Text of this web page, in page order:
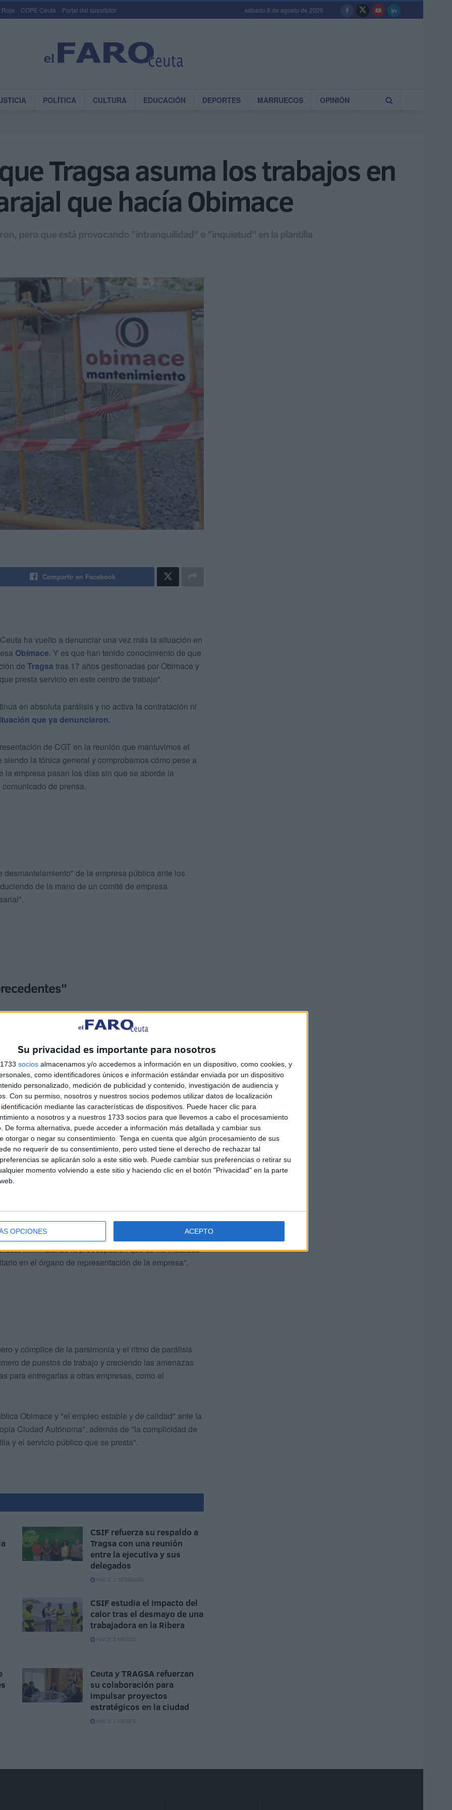
Su privacidad es importante para nosotros
socios almacenamos y/o accedemos a información en un dispositivo, como cookies, y
como identificadores únicos e información estándar enviada por un dispositivo
personalizado, medición de publicidad y contenido, investigación de audiencia y
Con su permiso, nosotros y nuestros socios podemos utilizar datos de localización
mediante las características de dispositivos. Puede hacer clic para
a nosotros y a nuestros 1733 socios para que llevemos a cabo el procesamiento
De forma alternativa, puede acceder a información más detallada y cambiar sus
otorgar o negar su consentimiento. Tenga en cuenta que algún procesamiento de sus
no requerir de su consentimiento, pero usted tiene el derecho de rechazar tal
se aplicarán solo a este sitio web. Puede cambiar sus preferencias o retirar su
momento volviendo a este sitio y haciendo clic en el botón "Privacidad" en la parte
OPCIONES ACEPTO
Roja COPE Ceuta Portal del suscriptor sábado 8 de agosto de 2026
POLÍTICA CULTURA EDUCACIÓN DEPORTES MARRUECOS OPINIÓN
Tragsa asuma los trabajos en
que hacía Obimace
pero que está provocando "intranquilidad" e "inquietud" en la plantilla
Compartir en Facebook
ha vuelto a denunciar una vez más la situación en
Obimace. Y es que han tenido conocimiento de que
de Tragsa tras 17 años gestionadas por Obimace y
que presta servicio en este centro de trabajo".
en absoluta parálisis y no activa la contratación ni
que ya denunciaron.
de CGT en la reunión que mantuvimos el
la tónica general y comprobamos cómo pese a
empresa pasan los días sin que se aborde la
de prensa.
de la empresa pública ante los
de la mano de un comité de empresa
esta semana si retoma las movilizaciones
a la empresa Obimace y a su plantilla. "Recordamos
hubo que realizar una protesta, pañal en mano,
de plantilla en Obimace" que garanticen el
que se viene produciendo por parte del
para hacer trabajos municipales que "bien
apuesta realmente por la recuperación y vida de esta
viene saliendo de Obimace por jubilaciones o bajas
inmediato de Obimace y con ello la consolidación
minimizando la preocupación que se ha instalado
en el órgano de representación de la empresa".
y cómplice de la parsimonia y el ritmo de parálisis
de puestos de trabajo y creciendo las amenazas
para entregarlas a otras empresas, como el
Obimace y "el empleo estable y de calidad" ante la
Ciudad Autónoma", además de "la complicidad de
y el servicio público que se presta".
CSIF refuerza su respaldo a
Tragsa con una reunión
entre la ejecutiva y sus
delegados
HACE 2 SEMANAS
CSIF estudia el impacto del
calor tras el desmayo de una
trabajadora en la Ribera
HACE 2 MESES
Ceuta y TRAGSA refuerzan
su colaboración para
impulsar proyectos
estratégicos en la ciudad
HACE 2 MESES